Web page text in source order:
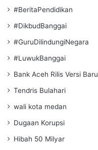
#BeritaPendidikan
#DikbudBanggai
#GuruDilindungiNegara
#LuwukBanggai
Bank Aceh Rilis Versi Baru
Tendris Bulahari
wali kota medan
Dugaan Korupsi
Hibah 50 Milyar